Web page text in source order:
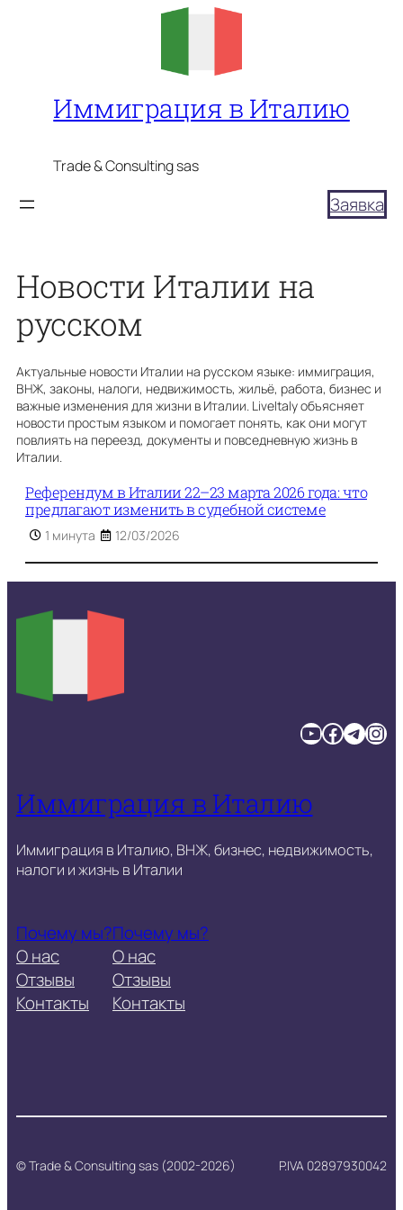
Иммиграция в Италию
Trade & Consulting sas
Заявка
Новости Италии на
русском
Актуальные новости Италии на русском языке: иммиграция,
ВНЖ, законы, налоги, недвижимость, жильё, работа, бизнес и
важные изменения для жизни в Италии. LiveItaly объясняет
новости простым языком и помогает понять, как они могут
повлиять на переезд, документы и повседневную жизнь в
Италии.
Референдум в Италии 22–23 марта 2026 года: что
предлагают изменить в судебной системе
1 минута 12/03/2026
YouTube Facebook TelegramInstagram
Иммиграция в Италию
Иммиграция в Италию, ВНЖ, бизнес, недвижимость,
налоги и жизнь в Италии
Почему мы?
О нас
Отзывы
Контакты
Почему мы?
О нас
Отзывы
Контакты
© Trade & Consulting sas (2002-2026) P.IVA 02897930042